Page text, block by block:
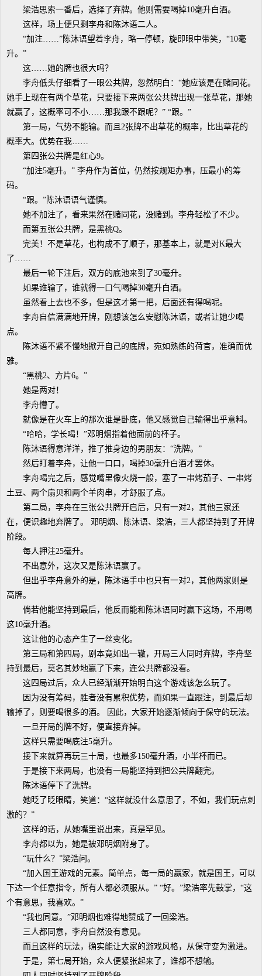
梁浩思索一番后，选择了弃牌。他则需要喝掉10毫升白酒。
这样，场上便只剩李舟和陈沐语二人。
“加注……”陈沐语望着李舟，略一停顿，旋即眼中带笑，“10毫
升。”
这……她的牌也很大吗？
李舟低头仔细看了一眼公共牌，忽然明白：“她应该是在赌同花。
她手上现在有两个草花，只要接下来两张公共牌出现一张草花，那她
就赢了，这概率可不小……那我跟不跟呢？” “跟。”
第一局，气势不能输。而且2张牌不出草花的概率，比出草花的
概率大。优势在我……
第四张公共牌是红心9。
“加注5毫升。” 李舟作为首位，仍然按规矩办事，压最小的筹
码。
“跟。”陈沐语语气谨慎。
她不加注了，看来果然在赌同花，没赌到。李舟轻松了不少。
而第五张公共牌，是黑桃Q。
完美！不是草花，也构成不了顺子，那基本上，就是对K最大
了……
最后一轮下注后，双方的底池来到了30毫升。
如果谁输了，谁就得一口气喝掉30毫升白酒。
虽然看上去也不多，但是这才第一把，后面还有得喝呢。
李舟自信满满地开牌，刚想该怎么安慰陈沐语，或者让她少喝
点。
陈沐语不紧不慢地掀开自己的底牌，宛如熟练的荷官，准确而优
雅。
“黑桃2、方片6。”
她是两对！
李舟懵了。
就像是在火车上的那次谁是卧底，他又感觉自己输得出乎意料。
“哈哈，学长喝！”邓明烟指着他面前的杯子。
陈沐语得意洋洋，推了推身边的男朋友：“洗牌。”
然后盯着李舟，让他一口口，喝掉30毫升白酒才罢休。
李舟喝完之后，感觉嘴里像火烧一般，塞了一串烤茄子、一串烤
土豆、两个扇贝和两个羊肉串，才舒服了点。
第二局，李舟在三张公共牌开启后，只有一对2，其他三家还
在，便识趣地弃牌了。 邓明烟、陈沐语、梁浩，三人都坚持到了开牌
阶段。
每人押注25毫升。
不出意外，这次又是陈沐语赢了。
但出乎李舟意外的是，陈沐语手中也只有一对2，其他两家则是
高牌。
倘若他能坚持到最后，他反而能和陈沐语同时赢下这场，不用喝
这10毫升酒。
这让他的心态产生了一丝变化。
第三局和第四局，剧本竟如出一辙，开局三人同时弃牌，李舟坚
持到最后，莫名其妙地赢了下来，连公共牌都没看。
这四局过后，众人已经渐渐开始明白这个游戏该怎么玩了。
因为没有筹码，胜者没有累积优势，而如果一直跟注，到最后却
输掉了，则要喝很多的酒。 因此，大家开始逐渐倾向于保守的玩法。
一旦开局的牌不好，便直接弃掉。
这样只需要喝底注5毫升。
接下来就算再玩三十局，也最多150毫升酒，小半杯而已。
于是接下来两局，也没有一局能坚持到把公共牌翻完。
陈沐语停下了洗牌。
她眨了眨眼睛，笑道：“这样就没什么意思了，不如，我们玩点刺
激的？”
这样的话，从她嘴里说出来，真是罕见。
李舟都以为，她是被邓明烟附身了。
“玩什么？”梁浩问。
“加入国王游戏的元素。简单点，每一局的赢家，就是国王，可以
下达一个任意指令，所有人都必须服从。” “好。”梁浩率先鼓掌，“这
个有意思，我喜欢。”
“我也同意。”邓明烟也难得地赞成了一回梁浩。
三人都同意，李舟自然没有意见。
而且这样的玩法，确实能让大家的游戏风格，从保守变为激进。
于是，第七局开始，众人便紧张起来了，谁都不想输。